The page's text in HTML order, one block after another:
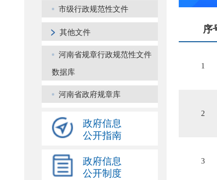
市级行政规范性文件
> 其他文件
河南省规章行政规范性文件
数据库
河南省政府规章库
政府信息
公开指南
政府信息
公开制度
序
1
2
3